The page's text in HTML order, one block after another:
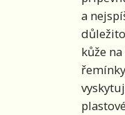
a
kůže